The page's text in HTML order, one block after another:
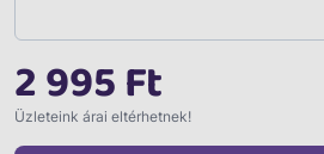
2 995 Ft
Üzleteink árai eltérhetnek!